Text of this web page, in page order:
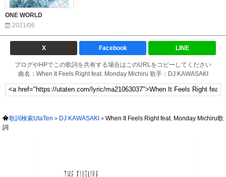
ONE WORLD
2021/06
X Facebook LINE
ブログやHPでこの歌詞を共有する場合はこのURLをコピーしてください
曲名：When It Feels Right feat. Monday Michiru 歌手：DJ KAWASAKI
歌詞検索UtaTen DJ KAWASAKI
When It Feels Right feat. Monday Michiru歌
詞